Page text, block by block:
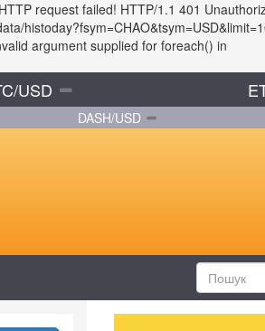
request failed! HTTP/1.1 401
argument supplied for foreach() in
USD
DASH/USD